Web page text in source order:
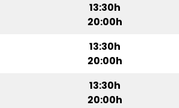
13:30h
20:00h
13:30h
20:00h
13:30h
20:00h